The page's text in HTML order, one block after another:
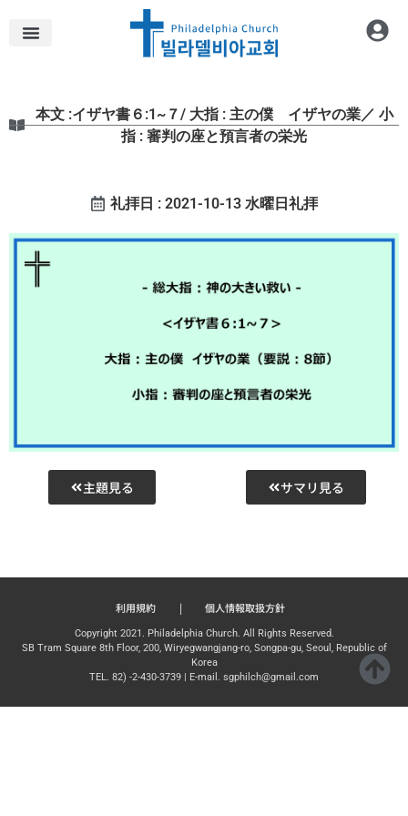
本文 :イザヤ書６:1~７/ 大指 : 主の僕 イザヤの業／ 小
指 : 審判の座と預言者の栄光
礼拝日 : 2021-10-13 水曜日礼拝
主題見る サマリ見る
利用規約 | 個人情報取扱方針
Copyright 2021. Philadelphia Church. All Rights Reserved.
SB Tram Square 8th Floor, 200, Wiryegwangjang-ro, Songpa-gu, Seoul, Republic of
Korea
TEL. 82) -2-430-3739 | E-mail. sgphilch@gmail.com